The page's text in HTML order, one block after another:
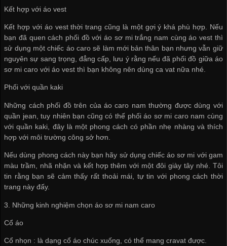
Kết hợp với áo vest
Kết hợp với áo vest thời trang cũng là một gợi ý khá phù hợp. Nếu
bạn đã quen cách phối đồ với áo sơ mi trắng nam cùng áo vest thì
sử dụng một chiếc áo caro sẽ làm mới bản thân bạn nhưng vẫn giữ
nguyên sự sang trọng, đẳng cấp, lưu ý rằng nếu đã phối đồ giữa áo
sơ mi caro với áo vest thì bạn không nên dùng ca vat nữa nhé.
Phối với quần kaki
Những cách phối đồ trên của áo caro nam thường được dùng với
quần jean, tuy nhiên bạn cũng có thế phối áo sơ mi caro nam cùng
với quần kaki, đây là một phong cách có phần nhẹ nhàng và thích
hợp với môi trường công sở hơn.
Nếu dùng phong cách này bạn hãy sử dụng chiếc áo sơ mi với gam
màu trầm, nhã nhặn và kết hợp thêm với một đôi giày tây nhé. Tôi
tin rằng bạn sẽ cảm thấy rất thoải mái, tự tin với phong cách thời
trang này đấy.
3. Những kinh nghiệm chọn áo sơ mi nam caro
Cổ áo
Cổ nhọn : là dạng cổ áo chúc xuống, có thể mang cravat được.